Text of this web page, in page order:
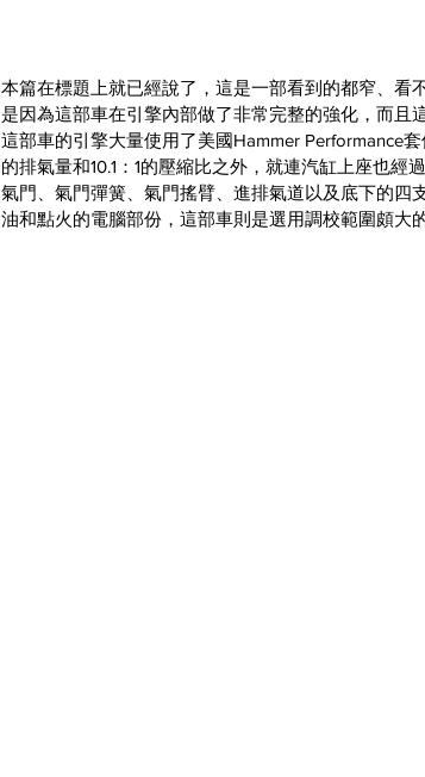
本篇在標題上就已經說了，這是一部看到的都窄、看
是因為這部車在引擎內部做了非常完整的強化，而且
這部車的引擎大量使用了美國Hammer Performance
的排氣量和10.1：1的壓縮比之外，就連汽缸上座也
氣門、氣門彈簧、氣門搖臂、進排氣道以及底下的四
油和點火的電腦部份，這部車則是選用調校範圍頗大